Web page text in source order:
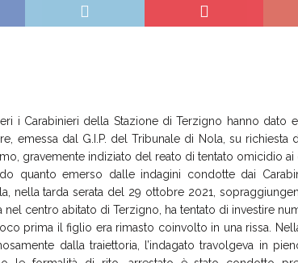
i Carabinieri della Stazione di Terzigno hanno dato
emessa dal G.I.P. del Tribunale di Nola, su richiesta
gravemente indiziato del reato di tentato omicidio ai
quanto emerso dalle indagini condotte dai
nella tarda serata del 29 ottobre 2021,
nel centro abitato di Terzigno, ha tentato di investire
prima il figlio era rimasto coinvolto in una rissa.
dalla traiettoria, l’indagato travolgeva in